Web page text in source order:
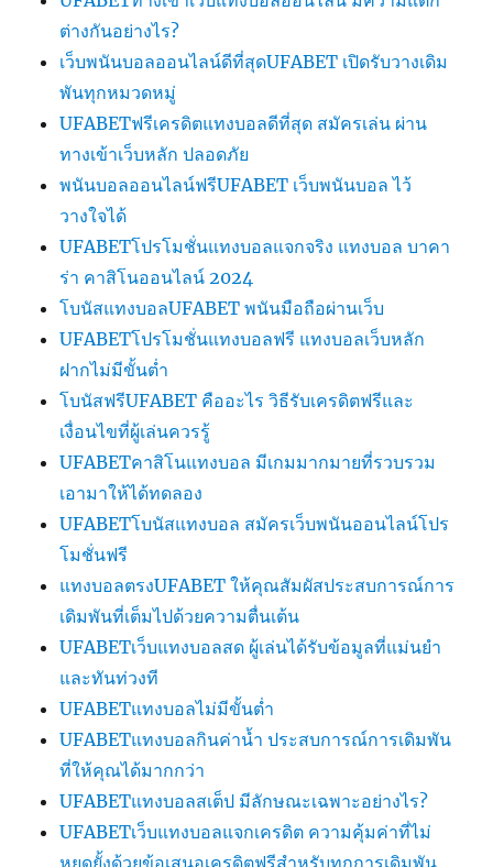
ต่างกันอย่างไร?
เว็บพนันบอลออนไลน์ดีที่สุดUFABET เปิดรับวางเดิม
พันทุกหมวดหมู่
UFABETฟรีเครดิตแทงบอลดีที่สุด สมัครเล่น ผ่าน
ทางเข้าเว็บหลัก ปลอดภัย
พนันบอลออนไลน์ฟรีUFABET เว็บพนันบอล ไว้
วางใจได้
UFABETโปรโมชั่นแทงบอลแจกจริง แทงบอล บาคา
ร่า คาสิโนออนไลน์ 2024
โบนัสแทงบอลUFABET พนันมือถือผ่านเว็บ
UFABETโปรโมชั่นแทงบอลฟรี แทงบอลเว็บหลัก
ฝากไม่มีขั้นต่ำ
โบนัสฟรีUFABET คืออะไร วิธีรับเครดิตฟรีและ
เงื่อนไขที่ผู้เล่นควรรู้
UFABETคาสิโนแทงบอล มีเกมมากมายที่รวบรวม
เอามาให้ได้ทดลอง
UFABETโบนัสแทงบอล สมัครเว็บพนันออนไลน์โปร
โมชั่นฟรี
แทงบอลตรงUFABET ให้คุณสัมผัสประสบการณ์การ
เดิมพันที่เต็มไปด้วยความตื่นเต้น
UFABETเว็บแทงบอลสด ผู้เล่นได้รับข้อมูลที่แม่นยำ
และทันท่วงที
UFABETแทงบอลไม่มีขั้นต่ำ
UFABETแทงบอลกินค่าน้ำ ประสบการณ์การเดิมพัน
ที่ให้คุณได้มากกว่า
UFABETแทงบอลสเต็ป มีลักษณะเฉพาะอย่างไร?
UFABETเว็บแทงบอลแจกเครดิต ความคุ้มค่าที่ไม่